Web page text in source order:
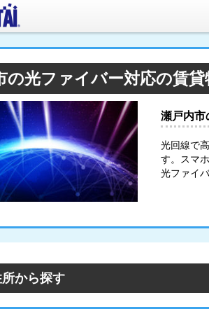
の光ファイバー対応の賃
瀬戸内市
光回線で
す。スマ
光ファイ
から探す